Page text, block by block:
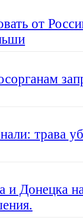
от
трава
и Донецка